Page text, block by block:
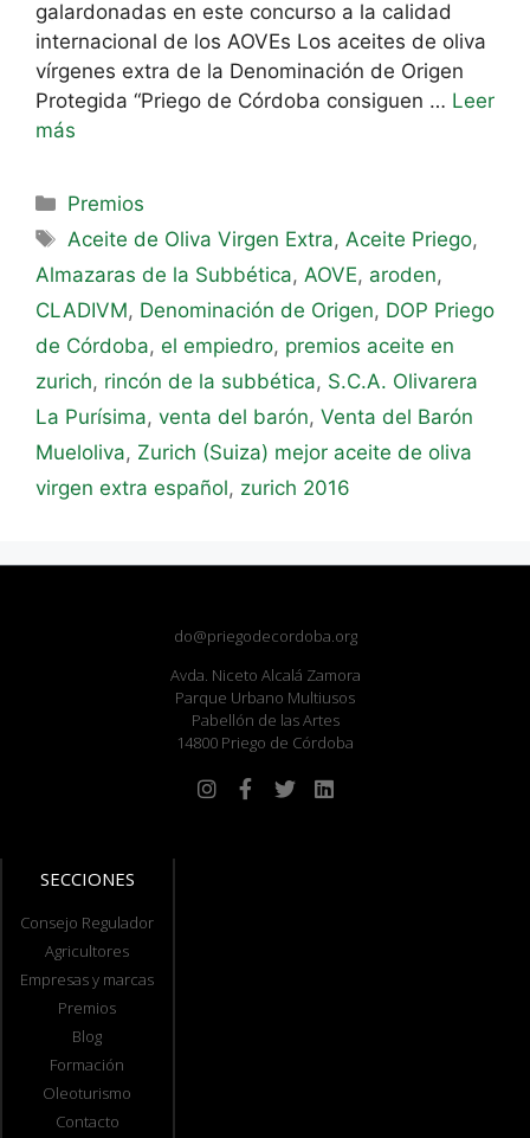
galardonadas en este concurso a la calidad
internacional de los AOVEs Los aceites de oliva
vírgenes extra de la Denominación de Origen
Protegida “Priego de Córdoba consiguen … Leer
más
Premios
Aceite de Oliva Virgen Extra,Aceite Priego,
Almazaras de la Subbética, AOVE, aroden,
CLADIVM, Denominación de Origen, DOP Priego
de Córdoba, el empiedro, premios aceite en
zurich, rincón de la subbética, S.C.A. Olivarera
La Purísima, venta del barón, Venta del Barón
Mueloliva, Zurich (Suiza) mejor aceite de oliva
virgen extra español, zurich 2016
do@priegodecordoba.org
Avda. Niceto Alcalá Zamora
Parque Urbano Multiusos
Pabellón de las Artes
14800 Priego de Córdoba
SECCIONES
Consejo Regulador
Agricultores
Empresas y marcas
Premios
Blog
Formación
Oleoturismo
Contacto